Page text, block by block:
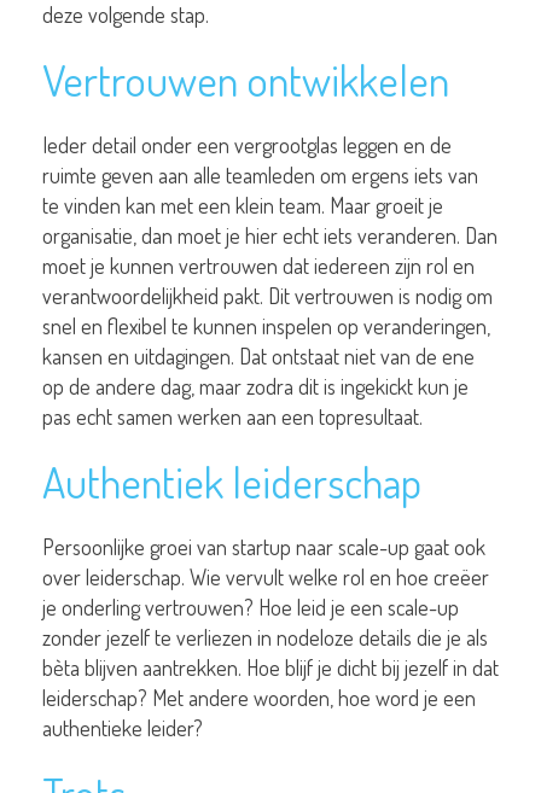
deze volgende stap.
Vertrouwen ontwikkelen
Ieder detail onder een vergrootglas leggen en de
ruimte geven aan alle teamleden om ergens iets van
te vinden kan met een klein team. Maar groeit je
organisatie, dan moet je hier echt iets veranderen. Dan
moet je kunnen vertrouwen dat iedereen zijn rol en
verantwoordelijkheid pakt. Dit vertrouwen is nodig om
snel en flexibel te kunnen inspelen op veranderingen,
kansen en uitdagingen. Dat ontstaat niet van de ene
op de andere dag, maar zodra dit is ingekickt kun je
pas echt samen werken aan een topresultaat.
Authentiek leiderschap
Persoonlijke groei van startup naar scale-up gaat ook
over leiderschap. Wie vervult welke rol en hoe creëer
je onderling vertrouwen? Hoe leid je een scale-up
zonder jezelf te verliezen in nodeloze details die je als
bèta blijven aantrekken. Hoe blijf je dicht bij jezelf in dat
leiderschap? Met andere woorden, hoe word je een
authentieke leider?